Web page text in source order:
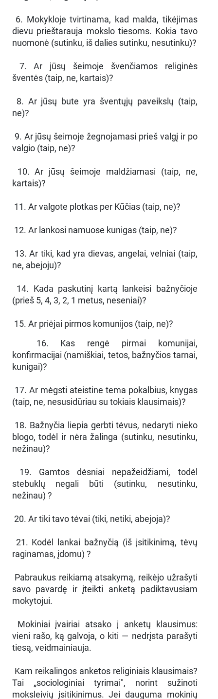
6. Mokykloje tvirtinama, kad malda, tikėjimas
dievu prieštarauja mokslo tiesoms. Kokia tavo
nuomonė (sutinku, iš dalies sutinku, nesutinku)?
7. Ar jūsų šeimoje švenčiamos religinės
šventės (taip, ne, kartais)?
8. Ar jūsų bute yra šventųjų paveikslų (taip,
ne)?
9. Ar jūsų šeimoje žegnojamasi prieš valgį ir po
valgio (taip, ne)?
10. Ar jūsų šeimoje maldžiamasi (taip, ne,
kartais)?
11. Ar valgote plotkas per Kūčias (taip, ne)?
12. Ar lankosi namuose kunigas (taip, ne)?
13. Ar tiki, kad yra dievas, angelai, velniai (taip,
ne, abejoju)?
14. Kada paskutinį kartą lankeisi bažnyčioje
(prieš 5, 4, 3, 2, 1 metus, neseniai)?
15. Ar priėjai pirmos komunijos (taip, ne)?
16. Kas rengė pirmai komunijai,
konfirmacijai (namiškiai, tetos, bažnyčios tarnai,
kunigai)?
17. Ar mėgsti ateistine tema pokalbius, knygas
(taip, ne, nesusidūriau su tokiais klausimais)?
18. Bažnyčia liepia gerbti tėvus, nedaryti nieko
blogo, todėl ir nėra žalinga (sutinku, nesutinku,
nežinau)?
19. Gamtos dėsniai nepažeidžiami, todėl
stebuklų negali būti (sutinku, nesutinku,
nežinau) ?
20. Ar tiki tavo tėvai (tiki, netiki, abejoja)?
21. Kodėl lankai bažnyčią (iš įsitikinimą, tėvų
raginamas, įdomu) ?
Pabraukus reikiamą atsakymą, reikėjo užrašyti
savo pavardę ir įteikti anketą padiktavusiam
mokytojui.
Mokiniai įvairiai atsako į anketų klausimus:
vieni rašo, ką galvoja, o kiti — nedrįsta parašyti
tiesą, veidmainiauja.
Kam reikalingos anketos religiniais klausimais?
Tai „sociologiniai tyrimai", norint sužinoti
moksleivių įsitikinimus. Jei dauguma mokinių